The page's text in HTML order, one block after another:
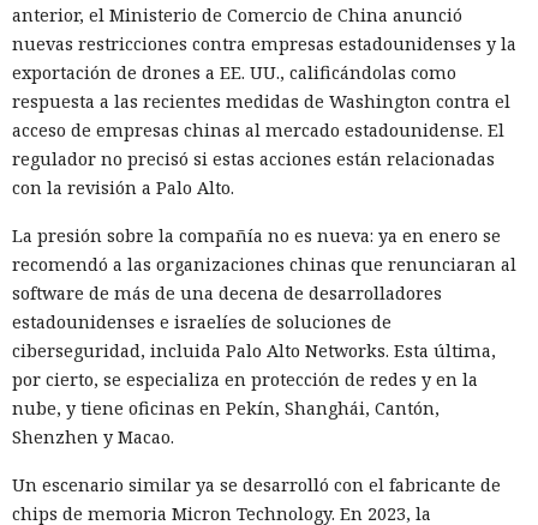
anterior, el Ministerio de Comercio de China anunció
nuevas restricciones contra empresas estadounidenses y la
exportación de drones a EE. UU., calificándolas como
respuesta a las recientes medidas de Washington contra el
acceso de empresas chinas al mercado estadounidense. El
regulador no precisó si estas acciones están relacionadas
con la revisión a Palo Alto.
La presión sobre la compañía no es nueva: ya en enero se
recomendó a las organizaciones chinas que renunciaran al
software de más de una decena de desarrolladores
estadounidenses e israelíes de soluciones de
ciberseguridad, incluida Palo Alto Networks. Esta última,
por cierto, se especializa en protección de redes y en la
nube, y tiene oficinas en Pekín, Shanghái, Cantón,
Shenzhen y Macao.
Un escenario similar ya se desarrolló con el fabricante de
chips de memoria Micron Technology. En 2023, la